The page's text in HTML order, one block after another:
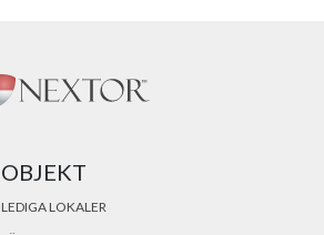
OBJEKT
LEDIGA LOKALER